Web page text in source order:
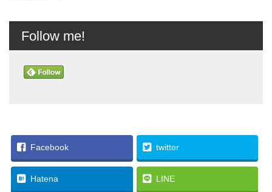
Follow me!
Facebook twitter
Hatena LINE